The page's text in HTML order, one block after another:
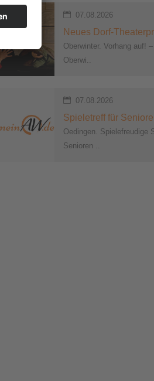
07.08.2026
Neues Dorf-
Oberwinter. Vorhang auf!
Oberwi..
07.08.2026
Spieletreff für
Oedingen. Spielefreudige
Senioren ..